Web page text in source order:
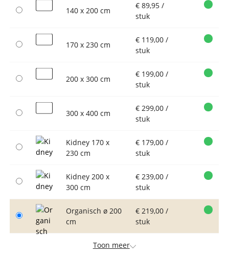
140 x 200 cm
€ 89,95 /
stuk
170 x 230 cm
€ 119,00 /
stuk
200 x 300 cm
€ 199,00 /
stuk
300 x 400 cm
€ 299,00 /
stuk
Kidney 170 x
230 cm
€ 179,00 /
stuk
Kidney 200 x
300 cm
€ 239,00 /
stuk
Organisch ø 200
cm
€ 219,00 /
stuk
Toon meer